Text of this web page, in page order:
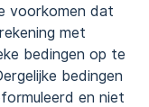
voorkomen dat
met
bedingen op te
bedingen
en niet